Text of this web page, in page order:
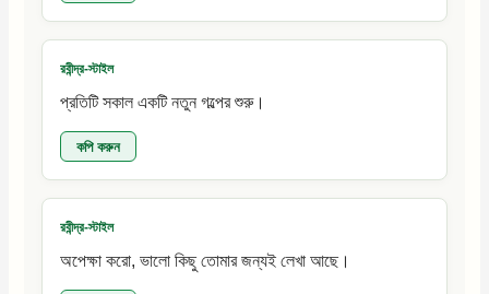
রবীন্দ্র-স্টাইল
প্রতিটি সকাল একটি নতুন গল্পের শুরু।
কপি করুন
রবীন্দ্র-স্টাইল
অপেক্ষা করো, ভালো কিছু তোমার জন্যই লেখা আছে।